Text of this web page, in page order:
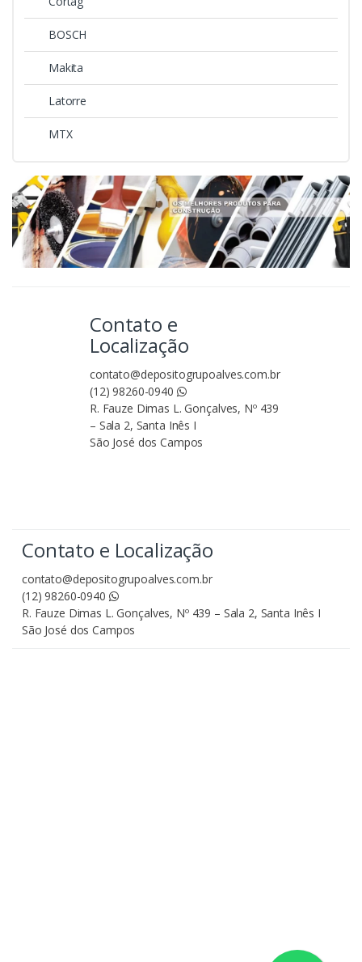
BOSCH
Makita
Latorre
MTX
Contato e
Localização
contato@depositogrupoalves.com.br
(12) 98260-0940
R. Fauze Dimas L. Gonçalves, Nº 439
– Sala 2, Santa Inês I
São José dos Campos
Contato e Localização
contato@depositogrupoalves.com.br
(12) 98260-0940
R. Fauze Dimas L. Gonçalves, Nº 439 – Sala 2, Santa Inês I
São José dos Campos